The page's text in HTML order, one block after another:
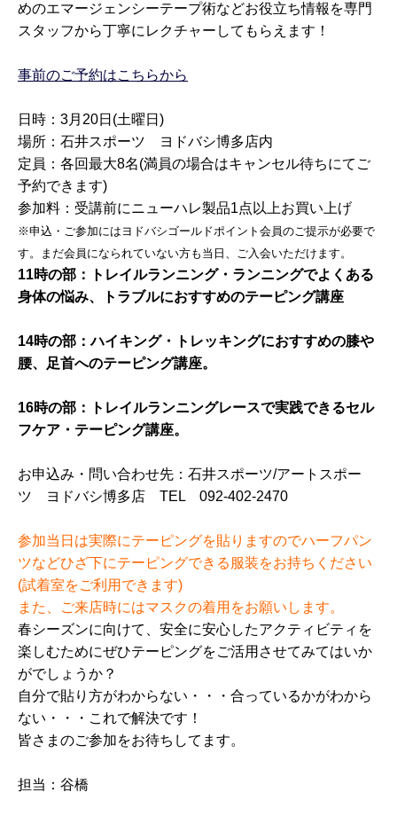
めのエマージェンシーテープ術などお役立ち情報を専門
スタッフから丁寧にレクチャーしてもらえます！
事前のご予約はこちらから
日時：3月20日(土曜日)
場所：石井スポーツ ヨドバシ博多店内
定員：各回最大8名(満員の場合はキャンセル待ちにてご
予約できます)
参加料：受講前にニューハレ製品1点以上お買い上げ
※申込・ご参加にはヨドバシゴールドポイント会員のご提示が必要で
す。まだ会員になられていない方も当日、ご入会いただけます。
11時の部：トレイルランニング・ランニングでよくある
身体の悩み、トラブルにおすすめのテーピング講座
14時の部：ハイキング・トレッキングにおすすめの膝や
腰、足首へのテーピング講座。
16時の部：トレイルランニングレースで実践できるセル
フケア・テーピング講座。
お申込み・問い合わせ先：石井スポーツ/アートスポー
ツ ヨドバシ博多店 TEL 092-402-2470
参加当日は実際にテーピングを貼りますのでハーフパン
ツなどひざ下にテーピングできる服装をお持ちください
(試着室をご利用できます)
また、ご来店時にはマスクの着用をお願いします。
春シーズンに向けて、安全に安心したアクティビティを
楽しむためにぜひテーピングをご活用させてみてはいか
がでしょうか？
自分で貼り方がわからない・・・合っているかがわから
ない・・・これで解決です！
皆さまのご参加をお待ちしてます。
担当：谷橋